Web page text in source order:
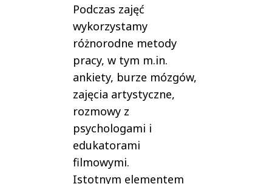
Podczas zajęć
wykorzystamy
różnorodne metody
pracy, w tym m.in.
ankiety, burze mózgów,
zajęcia artystyczne,
rozmowy z
psychologami i
edukatorami
filmowymi.
Istotnym elementem